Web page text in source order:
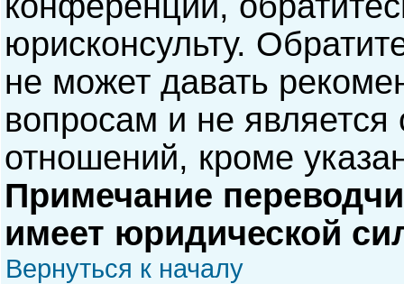
юрисконсульту.
не может давать
вопросам и не
отношений, кроме
Примечание
имеет юридической
Вернуться к началу